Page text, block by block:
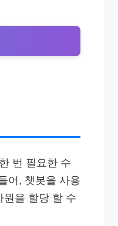
번 필요한 수
어, 챗봇을 사용
원을 할당 할 수